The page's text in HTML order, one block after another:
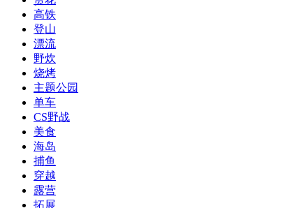
高铁
登山
漂流
野炊
烧烤
主题公园
单车
CS野战
美食
海岛
捕鱼
穿越
露营
拓展